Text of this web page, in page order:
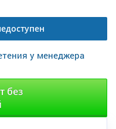
у менеджера
без